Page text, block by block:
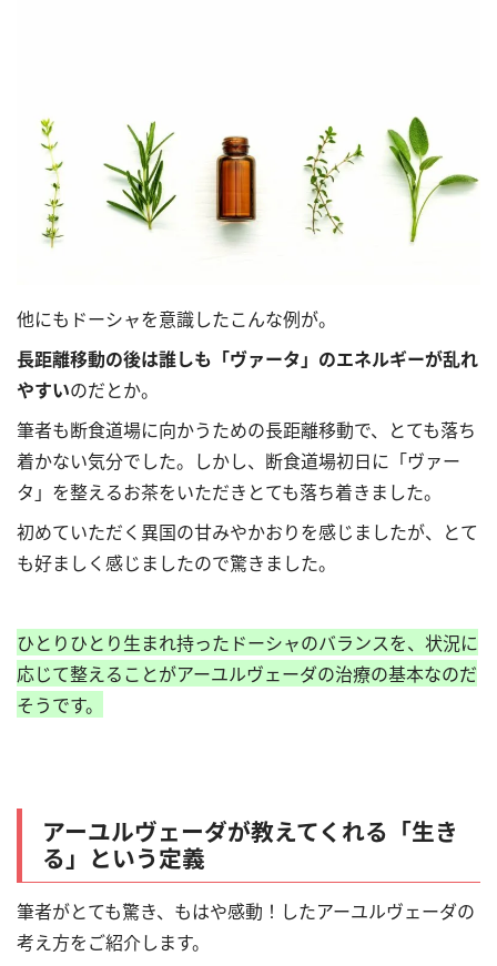
他にもドーシャを意識したこんな例が。
長距離移動の後は誰しも「ヴァータ」のエネルギーが乱れ
やすいのだとか。
筆者も断食道場に向かうための長距離移動で、とても落ち
着かない気分でした。しかし、 断食道場初日に「ヴァー
タ」を整えるお茶をいただきとても落ち着きました。
初めていただく異国の甘みやかおりを感じましたが、とて
も好ましく感じましたので驚きました。
ひとりひとり生まれ持ったドーシャのバランスを、状況に
応じて整えることがアーユルヴェーダの治療の基本なのだ
そうです。
アーユルヴェーダが教えてくれる「生き
る」という定義
筆者がとても驚き、もはや感動！したアーユルヴェーダの
考え方をご紹介します。